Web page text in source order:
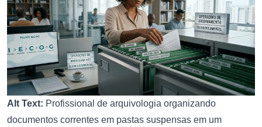
Alt Text: Profissional de arquivologia organizando
documentos correntes em pastas suspensas em um